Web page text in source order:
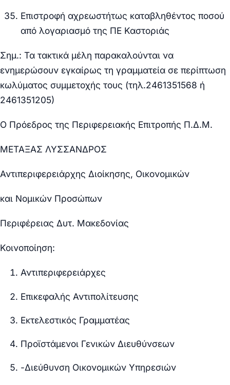
Επιστροφή αχρεωστήτως καταβληθέντος ποσού
από λογαριασμό της ΠΕ Καστοριάς
Σημ.: Τα τακτικά μέλη παρακαλούνται να
ενημερώσουν εγκαίρως τη γραμματεία σε περίπτωση
κωλύματος συμμετοχής τους (τηλ.2461351568 ή
2461351205)
Ο Πρόεδρος της Περιφερειακής Επιτροπής Π.Δ.Μ.
ΜΕΤΑΞΑΣ ΛΥΣΣΑΝΔΡΟΣ
Αντιπεριφερειάρχης Διοίκησης, Οικονομικών
και Νομικών Προσώπων
Περιφέρειας Δυτ. Μακεδονίας
Κοινοποίηση:
Αντιπεριφερειάρχες
Επικεφαλής Αντιπολίτευσης
Εκτελεστικός Γραμματέας
Προϊστάμενοι Γενικών Διευθύνσεων
-Διεύθυνση Οικονομικών Υπηρεσιών